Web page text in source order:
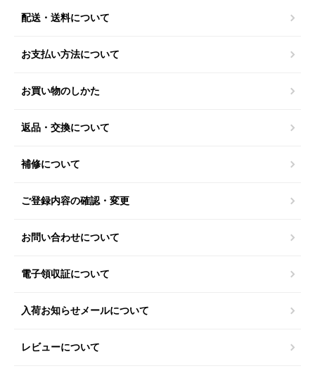
配送・送料について
お支払い方法について
お買い物のしかた
返品・交換について
補修について
ご登録内容の確認・変更
お問い合わせについて
電子領収証について
入荷お知らせメールについて
レビューについて